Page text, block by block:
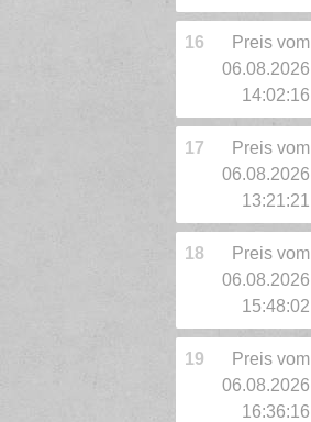
16
Preis vom
06.08.2026
14:02:16
17
Preis vom
06.08.2026
13:21:21
18
Preis vom
06.08.2026
15:48:02
19
Preis vom
06.08.2026
16:36:16